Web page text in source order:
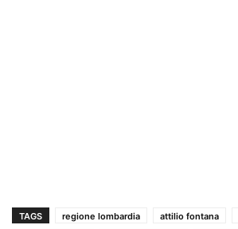
TAGS regione lombardia attilio fontana